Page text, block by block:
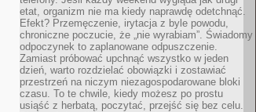
etat, organizm nie ma kiedy naprawdę odetchnąć.
Efekt? Przemęczenie, irytacja z byle powodu,
chroniczne poczucie, że „nie wyrabiam”. Świadomy
odpoczynek to zaplanowane odpuszczenie.
Zamiast próbować upchnąć wszystko w jeden
dzień, warto rozdzielać obowiązki i zostawiać
przestrzeń na niczym niezagospodarowane bloki
czasu. To te chwile, kiedy możesz po prostu
usiąść z herbatą, poczytać, przejść się bez celu.